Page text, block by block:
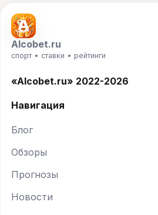
Alcobet.ru
спорт • ставки • рейтинги
«Alcobet.ru» 2022-2026
Навигация
Блог
Обзоры
Прогнозы
Новости